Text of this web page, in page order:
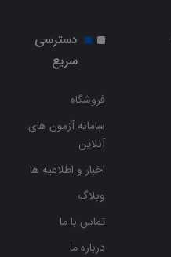
دسترسی
سریع
فروشگاه
سامانه آزمون های
آنلاین
اخبار و اطلاعیه ها
وبلاگ
تماس با ما
درباره ما